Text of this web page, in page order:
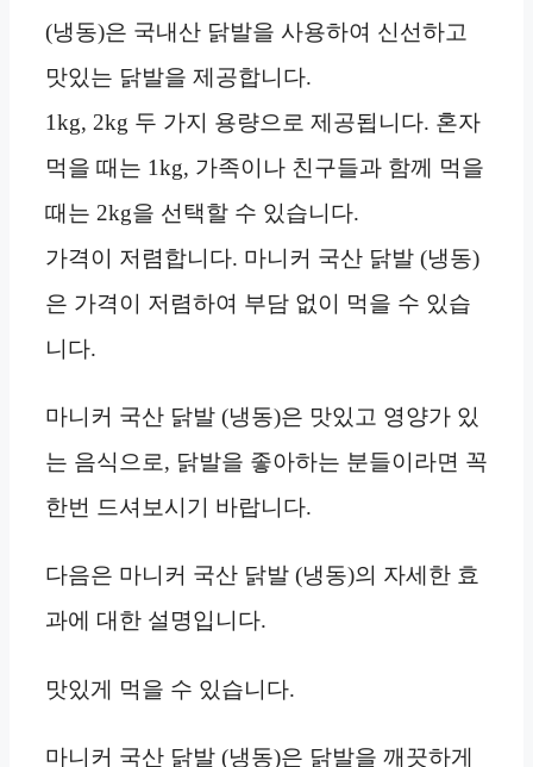
(냉동)은 국내산 닭발을 사용하여 신선하고
맛있는 닭발을 제공합니다.
1kg, 2kg 두 가지 용량으로 제공됩니다. 혼자
먹을 때는 1kg, 가족이나 친구들과 함께 먹을
때는 2kg을 선택할 수 있습니다.
가격이 저렴합니다. 마니커 국산 닭발 (냉동)
은 가격이 저렴하여 부담 없이 먹을 수 있습
니다.
마니커 국산 닭발 (냉동)은 맛있고 영양가 있
는 음식으로, 닭발을 좋아하는 분들이라면 꼭
한번 드셔보시기 바랍니다.
다음은 마니커 국산 닭발 (냉동)의 자세한 효
과에 대한 설명입니다.
맛있게 먹을 수 있습니다.
마니커 국산 닭발 (냉동)은 닭발을 깨끗하게